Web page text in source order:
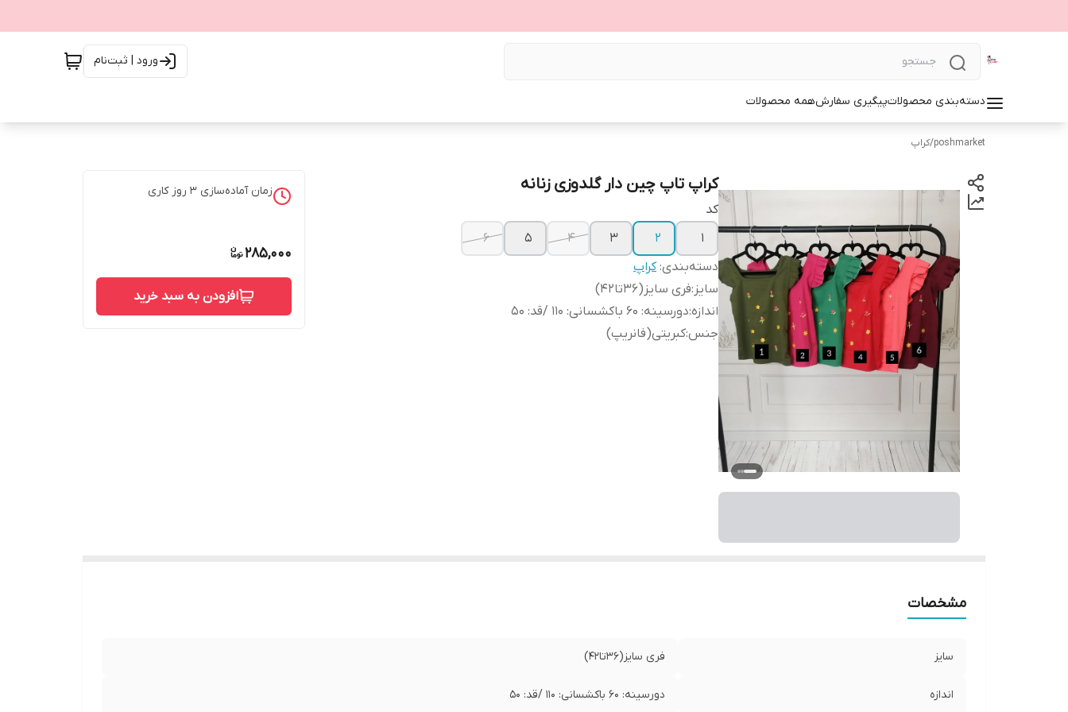
ورود | ثبت‌نام
دسته‌بندی محصولاتپیگیری سفارشهمه محصولات
poshmarket
/کراپ
کراپ تاپ چین دار گلدوزی زنانه
کد
1
2
3
4
5
6
دسته‌بندی:کراپ
سایز :فری سایز(36تا42)
اندازه:دورسینه: 60 باکشسانی: 110 /قد: 50
جنس:کبریتی(فانریپ)
زمان آماده‌سازی 3 روز کاری
285,000
افزودن به سبد خرید
مشخصات
سایز فری سایز(36تا42)
اندازه دورسینه: 60 باکشسانی: 110 /قد: 50